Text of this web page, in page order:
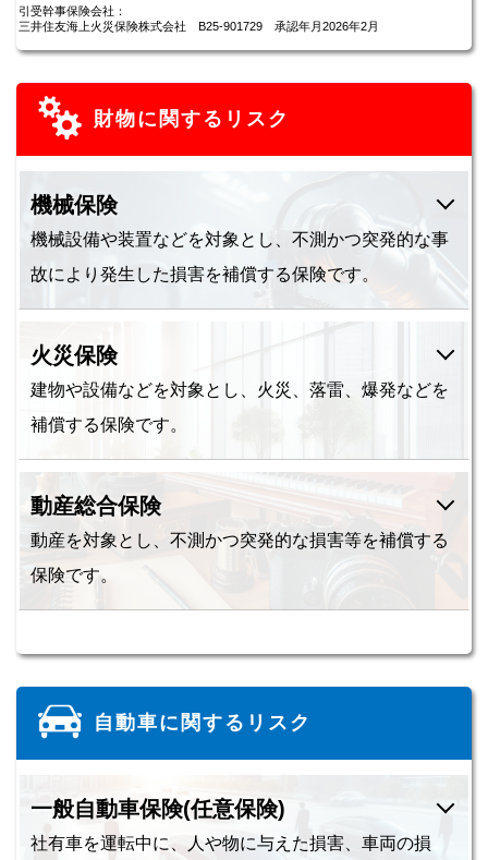
引受幹事保険会社：
三井住友海上火災保険株式会社 B25-901729 承認年月2026年2月
財物に関するリスク
機械保険
機械設備や装置などを対象とし、不測かつ突発的な事
故により発生した損害を補償する保険です。
火災保険
建物や設備などを対象とし、火災、落雷、爆発などを
補償する保険です。
動産総合保険
動産を対象とし、不測かつ突発的な損害等を補償する
保険です。
自動車に関するリスク
一般自動車保険(任意保険)
社有車を運転中に、人や物に与えた損害、車両の損